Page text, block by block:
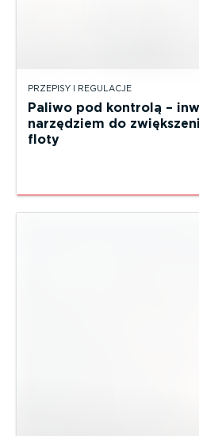
PRZEPISY I REGULACJE
Paliwo pod kontrolą –
narzędziem do
floty